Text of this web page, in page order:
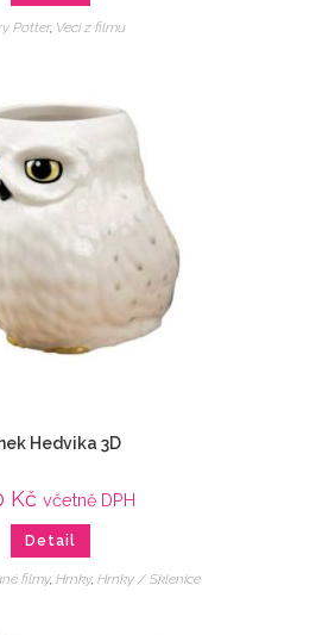
Potter, Veci z filmu
Hedvika 3D
Kč včetně DPH
Detail
filmy, Hrnky, Hrnky / Sklenice